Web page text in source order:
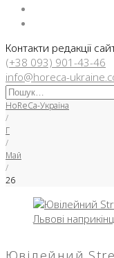
Контакти редакції
(+38 093) 901-43-46
info@horeca-
Искать:
HoReCa-Україна
/
Г
/
Май
/
26
День: